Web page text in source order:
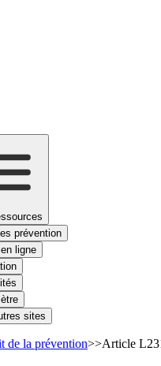
prévention
ligne
sites
de la prévention>>Article